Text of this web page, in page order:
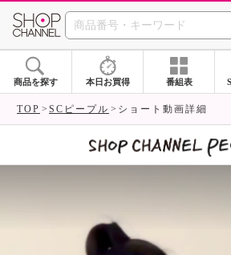
SHOP
商品を探す 本日お買得 番組表
TOP SCピープル ショート動画詳細